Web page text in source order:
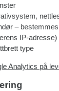
–
IP-adresse)
type
Analytics på